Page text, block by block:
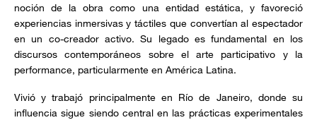
noción de la obra como una entidad estática, y favoreció
experiencias inmersivas y táctiles que convertían al espectador
en un co-creador activo. Su legado es fundamental en los
discursos contemporáneos sobre el arte participativo y la
performance, particularmente en América Latina.
Vivió y trabajó principalmente en Río de Janeiro, donde su
influencia sigue siendo central en las prácticas experimentales